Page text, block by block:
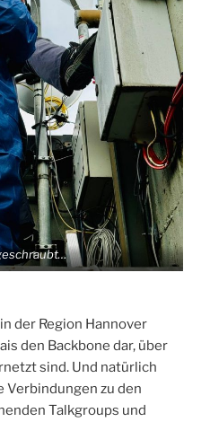
der Region Hannover
den Backbone dar, über
sind. Und natürlich
Verbindungen zu den
Talkgroups und